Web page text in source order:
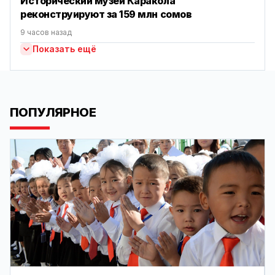
реконструируют за 159 млн сомов
9 часов назад
Показать ещё
ПОПУЛЯРНОЕ